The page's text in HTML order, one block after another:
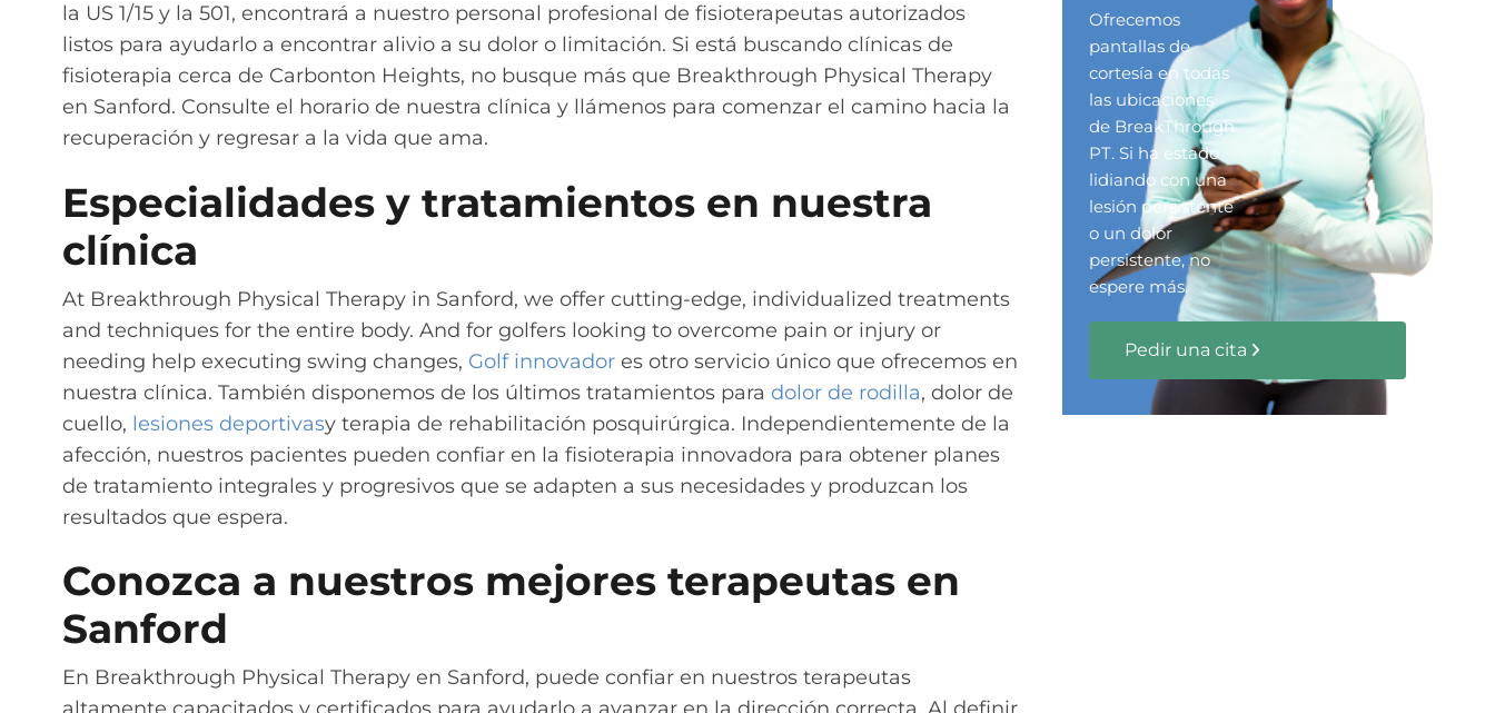
la US 1/15 y la 501, encontrará a nuestro personal profesional de fisioterapeutas autorizados
listos para ayudarlo a encontrar alivio a su dolor o limitación. Si está buscando clínicas de
fisioterapia cerca de Carbonton Heights, no busque más que Breakthrough Physical Therapy
en Sanford. Consulte el horario de nuestra clínica y llámenos para comenzar el camino hacia la
recuperación y regresar a la vida que ama.
Especialidades y tratamientos en nuestra
clínica
At Breakthrough Physical Therapy in Sanford, we offer cutting-edge, individualized treatments
and techniques for the entire body. And for golfers looking to overcome pain or injury or
needing help executing swing changes, Golf innovador es otro servicio único que ofrecemos en
nuestra clínica. También disponemos de los últimos tratamientos para dolor de rodilla, dolor de
cuello, lesiones deportivasy terapia de rehabilitación posquirúrgica. Independientemente de la
afección, nuestros pacientes pueden confiar en la fisioterapia innovadora para obtener planes
de tratamiento integrales y progresivos que se adapten a sus necesidades y produzcan los
resultados que espera.
Conozca a nuestros mejores terapeutas en
Sanford
En Breakthrough Physical Therapy en Sanford, puede confiar en nuestros terapeutas
Ofrecemos
pantallas de
cortesía en todas
las ubicaciones
de BreakThrough
PT. Si ha estado
lidiando con una
lesión persistente
o un dolor
persistente, no
espere más.
Pedir una cita